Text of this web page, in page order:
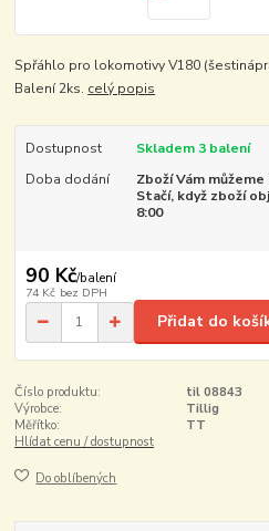
Spřáhlo pro lokomotivy V180
Balení 2ks. celý popis
Dostupnost
Skladem 3 balení
Doba dodání
Zboží Vám
Stačí, když zboží
8:00
90 Kč/balení
74 Kč bez DPH
Přidat do
Číslo produktu:
til 08843
Výrobce:
Tillig
Měřítko:
TT
Hlídat cenu / dostupnost
Do oblíbených